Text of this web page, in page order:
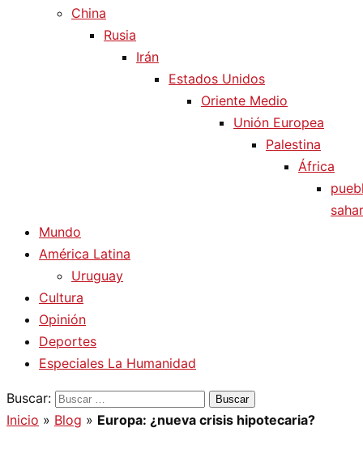
China
Rusia
Irán
Estados Unidos
Oriente Medio
Unión Europea
Palestina
África
Mundo
América Latina
Uruguay
Cultura
Opinión
Deportes
Especiales La Humanidad
Buscar:
Inicio » Blog » Europa: ¿nueva crisis hipotecaria?